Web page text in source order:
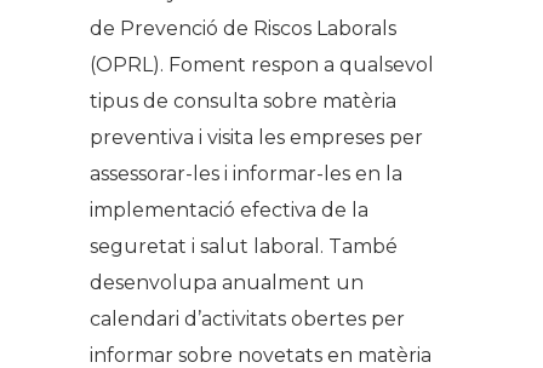
de Prevenció de Riscos Laborals
(OPRL). Foment respon a qualsevol
tipus de consulta sobre matèria
preventiva i visita les empreses per
assessorar-les i informar-les en la
implementació efectiva de la
seguretat i salut laboral. També
desenvolupa anualment un
calendari d’activitats obertes per
informar sobre novetats en matèria